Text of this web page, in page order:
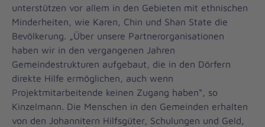
unterstützen vor allem in den Gebieten mit ethnischen
Minderheiten, wie Karen, Chin und Shan State die
Bevölkerung. „Über unsere Partnerorganisationen
haben wir in den vergangenen Jahren
Gemeindestrukturen aufgebaut, die in den Dörfern
direkte Hilfe ermöglichen, auch wenn
Projektmitarbeitende keinen Zugang haben“, so
Kinzelmann. Die Menschen in den Gemeinden erhalten
von den Johannitern Hilfsgüter, Schulungen und Geld,